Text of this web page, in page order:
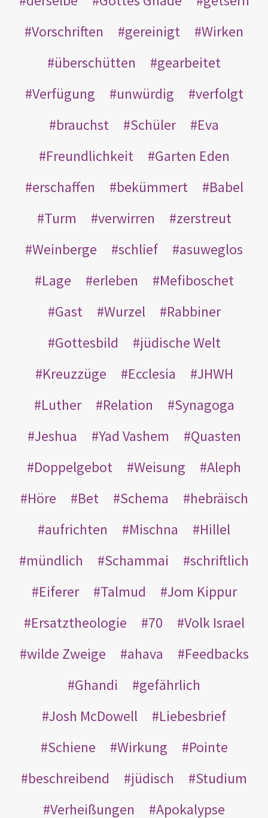
Vorschriften
gereinigt
Wirken
überschütten
gearbeitet
Verfügung
unwürdig
verfolgt
brauchst
Schüler
Eva
Freundlichkeit
Garten Eden
erschaffen
bekümmert
Babel
Turm
verwirren
zerstreut
Weinberge
schlief
asuweglos
Lage
erleben
Mefiboschet
Gast
Wurzel
Rabbiner
Gottesbild
jüdische Welt
Kreuzzüge
Ecclesia
JHWH
Luther
Relation
Synagoga
Jeshua
Yad Vashem
Quasten
Doppelgebot
Weisung
Aleph
Höre
Bet Schema
hebräisch
aufrichten
Mischna
Hillel
mündlich
Schammai
schriftlich
Eiferer
Talmud
Jom Kippur
Ersatztheologie
70
Volk Israel
wilde Zweige
ahava
Feedbacks
Ghandi
gefährlich
Josh McDowell
Liebesbrief
Schiene
Wirkung
Pointe
beschreibend
jüdisch
Studium
Verheißungen
Apokalypse